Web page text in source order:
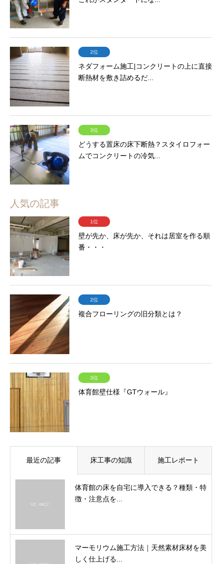
2位
ネダフォーム施工|コンクリートの上に直接
断熱材を敷き詰めるだ...
3位
どうする置床の床下断熱？スタイロフォー
ムでコンクリートの冷気...
人気の記事
1位
壁が先か、床が先か、それは居室を作る順
番・・・
2位
複合フローリングの旧分類とは？
3位
体育館壁仕様『GTウォール』
最近の記事 床工事の知識 施工レポート
体育館の床を自宅に導入できる？種類・特
徴・注意点を...
マーモリウム施工方法｜天然素材床材を美
しく仕上げる...